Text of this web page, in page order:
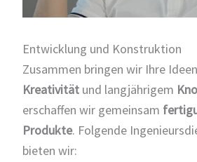
Entwicklung und Konstruktion
Zusammen bringen wir Ihre
Kreativität und langjährigem
erschaffen wir gemeinsam
Produkte. Folgende
bieten wir: